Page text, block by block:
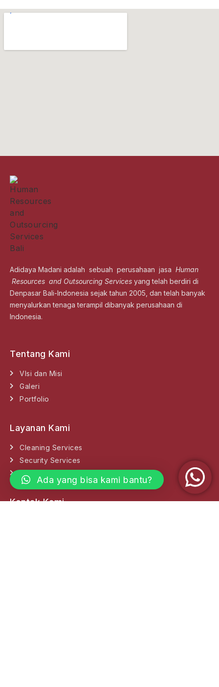
Adidaya Madani adalah sebuah perusahaan jasa Human
Resources and Outsourcing Services yang telah berdiri di
Denpasar Bali-Indonesia sejak tahun 2005, dan telah banyak
menyalurkan tenaga terampil dibanyak perusahaan di
Indonesia.
Tentang Kami
VIsi dan Misi
Galeri
Portfolio
Layanan Kami
Cleaning Services
Security Services
Kontak Kami
Ada yang bisa kami bantu?